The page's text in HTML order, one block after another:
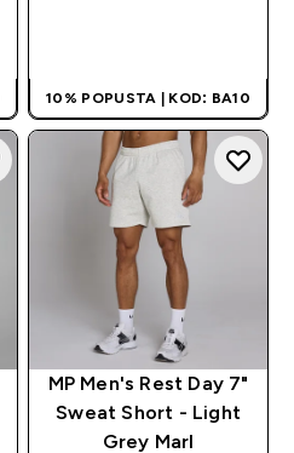
10% POPUSTA | KOD: BA10
MP Men's Rest Day 7"
Sweat Short - Light
Grey Marl